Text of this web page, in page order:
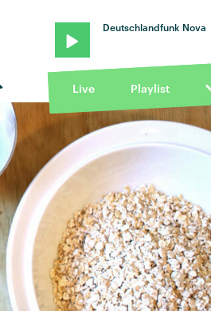
Deutschlandfunk Nova
Live Playlist